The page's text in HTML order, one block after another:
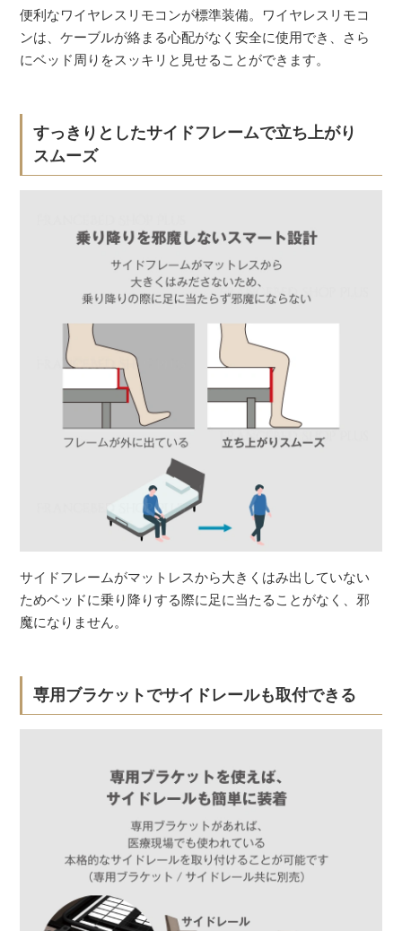
便利なワイヤレスリモコンが標準装備。ワイヤレスリモコ
ンは、ケーブルが絡まる心配がなく安全に使用でき、さら
にベッド周りをスッキリと見せることができます。
すっきりとしたサイドフレームで立ち上がり
スムーズ
サイドフレームがマットレスから大きくはみ出していない
ためベッドに乗り降りする際に足に当たることがなく、邪
魔になりません。
専用ブラケットでサイドレールも取付できる